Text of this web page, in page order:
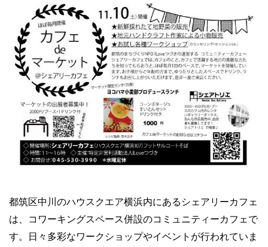
都筑区中川のハウスクエア横浜内にあるシェアリーカフェ
は、コワーキングスペース併設のコミュニティーカフェで
す。日々多彩なワークショップやイベントが行われていま